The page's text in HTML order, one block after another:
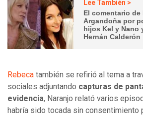
Lee También >
El comentario de
Argandoña por
hijos Kel y Nano
Hernán Calderón
Rebeca también se refirió al tema a
sociales adjuntando capturas de
evidencia, Naranjo relató varios
habría sido tocada sin consentimiento